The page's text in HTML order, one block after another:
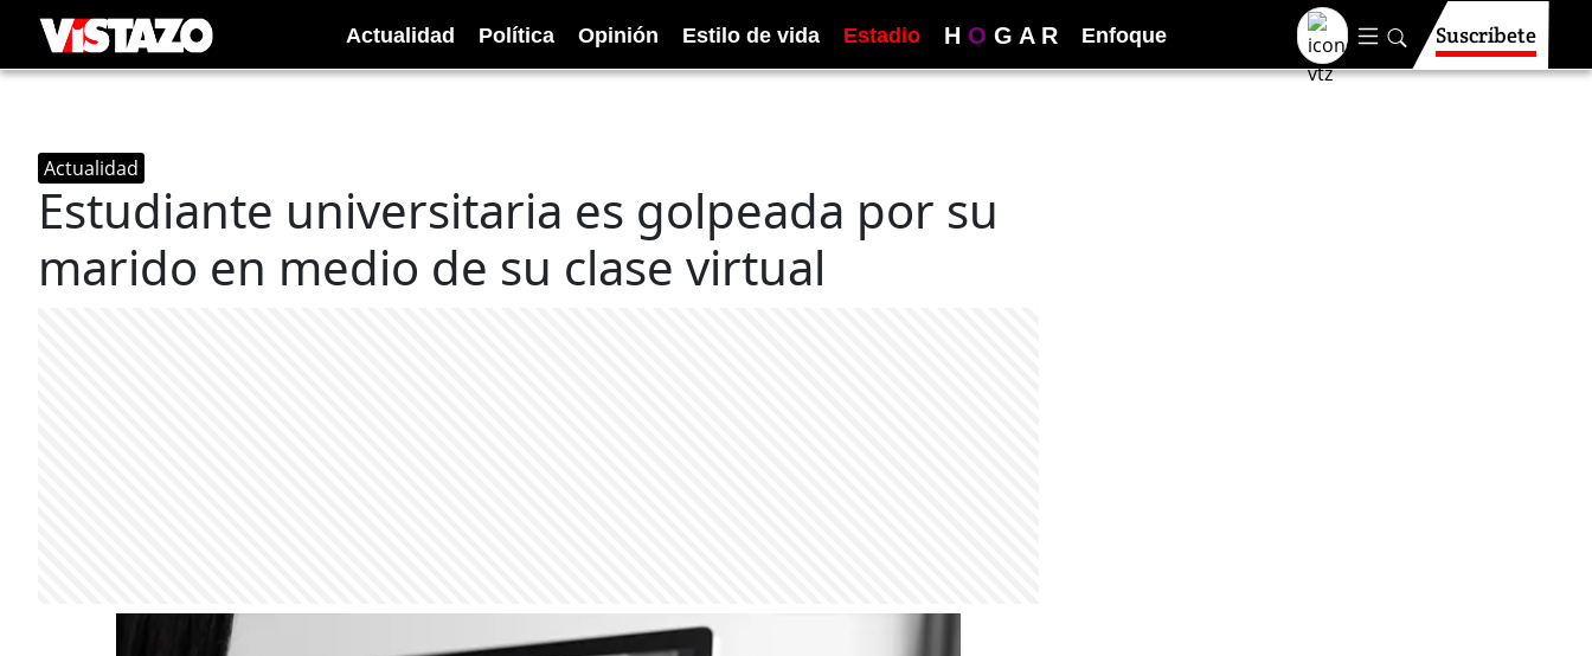
Actualidad Política Opinión Estilo de vida Estadio H O G A R Enfoque Suscríbete
Actualidad
Estudiante universitaria es golpeada por su
marido en medio de su clase virtual